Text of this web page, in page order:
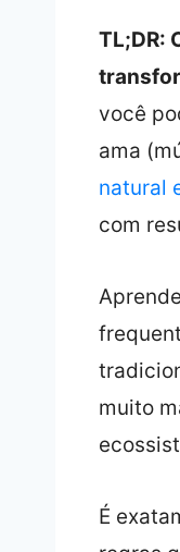
TL;DR:
você
ama
natural
com
muito
É